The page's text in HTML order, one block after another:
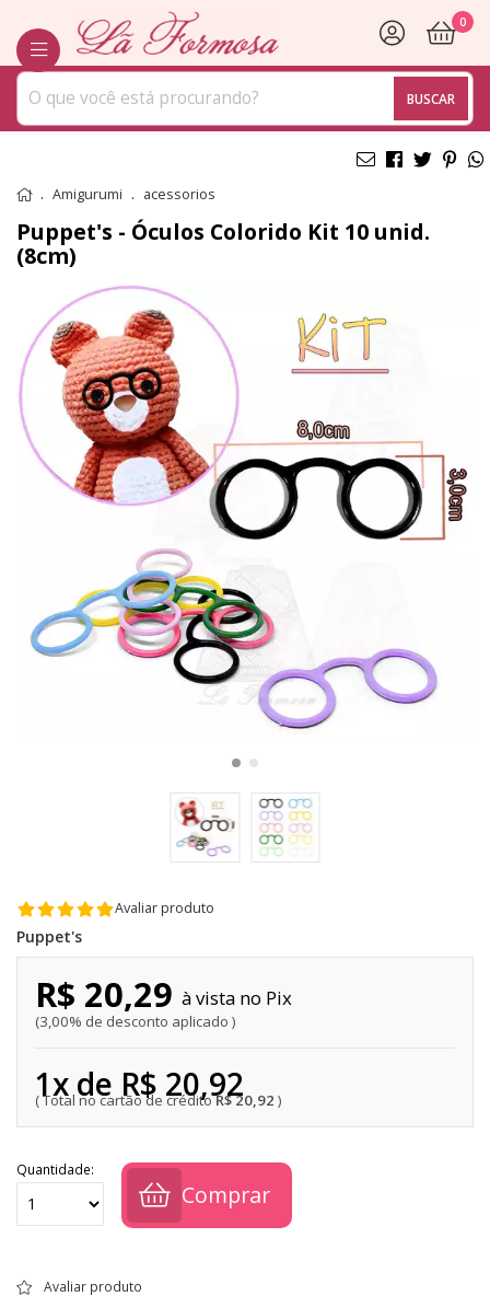
BUSCAR
0
Amigurumi acessorios
Puppet's - Óculos Colorido Kit 10 unid.
(8cm)
Avaliar produto
Puppet's
R$ 20,92
1x de R$ 20,92
R$ 20,29
3,00% de desconto aplicado
Pix
Quantidade:
Comprar
Avaliar produto